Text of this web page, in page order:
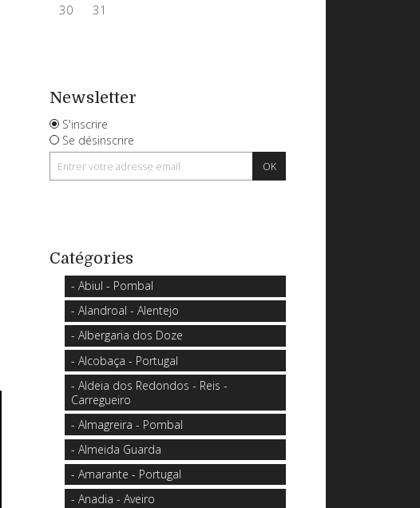
30
31
Newsletter
S'inscrire
Se désinscrire
Catégories
- Abiul - Pombal
- Alandroal - Alentejo
- Albergaria dos Doze
- Alcobaça - Portugal
- Aldeia dos Redondos - Reis -
Carregueiro
- Almagreira - Pombal
- Almeida Guarda
- Amarante - Portugal
- Anadia - Aveiro